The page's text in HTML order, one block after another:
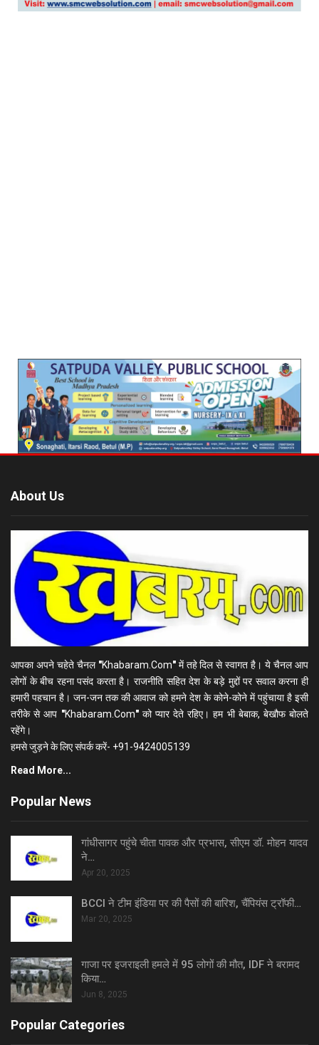
About Us
आपका अपने चहेते चैनल "Khabaram.Com"में तहे दिल से स्वागत है। ये चैनल आप
लोगों के बीच रहना पसंद करता है। राजनीति सहित देश के बड़े मुद्दों पर सवाल करना ही
हमारी पहचान है। जन-जन तक की आवाज को हमने देश के कोने-कोने में पहुंचाया है इसी
तरीके से आप "Khabaram.Com"को प्यार देते रहिए। हम भी बेबाक, बेखौफ बोलते
रहेंगे।
हमसे जुड़ने के लिए संपर्क करें- +91-9424005139
Read More...
Popular News
गांधीसागर पहुंचे चीता पावक और प्रभास, सीएम डॉ. मोहन यादव
ने…
Apr 20, 2025
BCCI ने टीम इंडिया पर की पैसों की बारिश, चैंपियंस ट्रॉफी…
Mar 20, 2025
गाजा पर इजराइली हमले में 95 लोगों की मौत, IDF ने बरामद
किया…
Jun 8, 2025
Popular Categories